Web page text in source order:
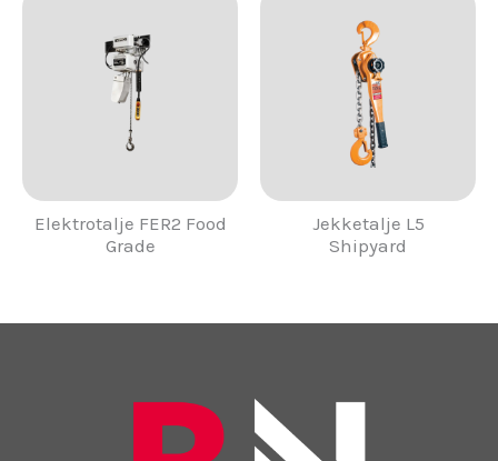
Elektrotalje FER2 Food
Grade
Jekketalje L5
Shipyard